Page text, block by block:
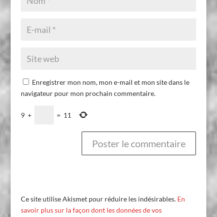
Enregistrer mon nom, mon e-mail et mon site dans le
navigateur pour mon prochain commentaire.
9 + = 11
Ce site utilise Akismet pour réduire les indésirables. En
savoir plus sur la façon dont les données de vos